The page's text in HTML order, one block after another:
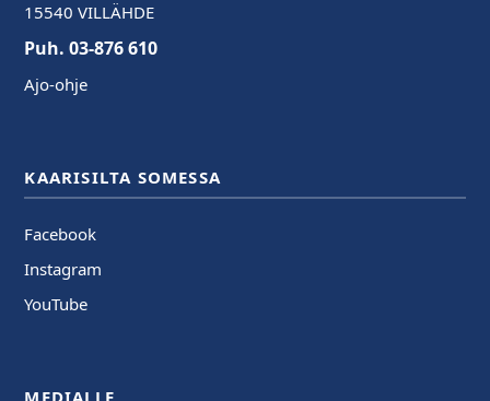
15540 VILLÄHDE
Puh. 03-876 610
Ajo-ohje
KAARISILTA SOMESSA
Facebook
Instagram
YouTube